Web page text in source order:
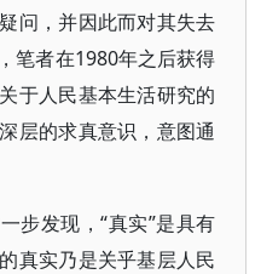
问，并因此而对其失去
笔者在1980年之后获得
于人民基本生活研究的
层的求真意识，意图通
步发现，“真实”是具有
真实乃是关乎基层人民